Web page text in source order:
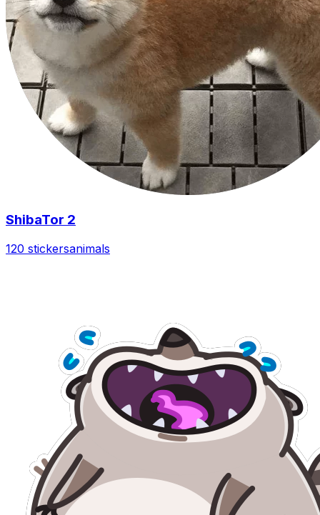
ShibaTor 2
120 stickersanimals